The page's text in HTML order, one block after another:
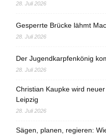
28. Juli 2026
Gesperrte Brücke lähmt
28. Juli 2026
Der Jugendkarpfenkönig
28. Juli 2026
Christian Kaupke wird
Leipzig
28. Juli 2026
Sägen, planen, regieren: